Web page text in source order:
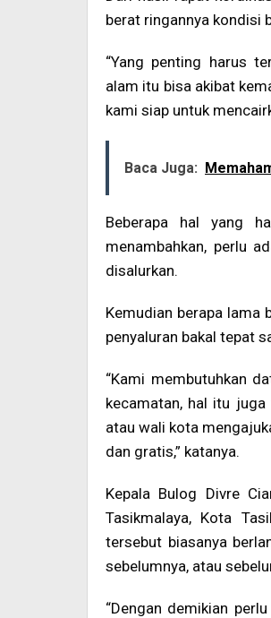
berat ringannya kondisi
“Yang penting harus
alam itu bisa akibat
kami siap untuk
Baca Juga:
Beberapa hal yang
menambahkan, perlu
disalurkan.
Kemudian berapa lama
penyaluran bakal tepat
“Kami membutuhkan
kecamatan, hal itu
atau wali kota
dan gratis,” katanya.
Kepala Bulog Divre
Tasikmalaya, Kota
tersebut biasanya
sebelumnya, atau
“Dengan demikian